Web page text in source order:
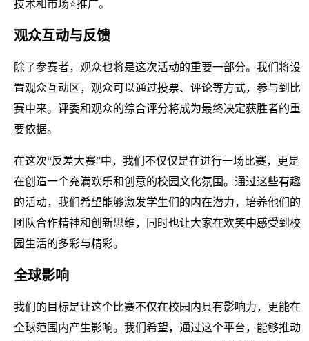
技术和市场⭐推广。
观众互动与反馈
除了参赛者，观众也将是这次活动的重要一部分。我们将设
置观众互动区，观众可以通过投票、评论等方式，参与到比
赛中来。评委和观众的综合评分将成为最终决定获胜者的重
要依据。
在这次“反差大赛”中，我们不仅仅是在进行一场比赛，更是
在创造一个充满欢乐和创意的校园文化氛围。通过这些有趣
的活动，我们希望能够激发学生们的内在潜力，培养他们的
团队合作精神和创新思维，同时也让大家在欢笑中感受到校
园生活的多彩与精彩。
全球影响
我们的目标是让这个比赛不仅在校园内具有影响力，更能在
全球范围内产生影响。我们希望，通过这个平台，能够推动